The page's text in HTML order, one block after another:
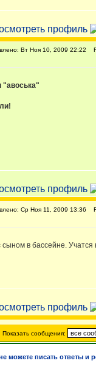
Вт Ноя 10, 2009 22:22
"авоська"
Ср Ноя 11, 2009 13:36
сыном в бассейне. Учатся
Показать сообщения: